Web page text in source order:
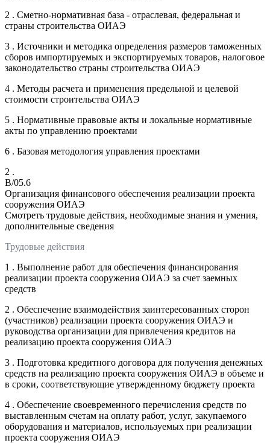
2 . Сметно-нормативная база - отраслевая, федеральная и
страны строительства ОИАЭ
3 . Источники и методика определения размеров таможенных
сборов импортируемых и экспортируемых товаров, налоговое
законодательство страны строительства ОИАЭ
4 . Методы расчета и применения предельной и целевой
стоимости строительства ОИАЭ
5 . Нормативные правовые акты и локальные нормативные
акты по управлению проектами
6 . Базовая методология управления проектами
2 .
B/05.6
Организация финансового обеспечения реализации проекта
сооружения ОИАЭ
Смотреть трудовые действия, необходимые знания и умения,
дополнительные сведения
Трудовые действия
1 . Выполнение работ для обеспечения финансирования
реализации проекта сооружения ОИАЭ за счет заемных
средств
2 . Обеспечение взаимодействия заинтересованных сторон
(участников) реализации проекта сооружения ОИАЭ и
руководства организации для привлечения кредитов на
реализацию проекта сооружения ОИАЭ
3 . Подготовка кредитного договора для получения денежных
средств на реализацию проекта сооружения ОИАЭ в объеме и
в сроки, соответствующие утвержденному бюджету проекта
4 . Обеспечение своевременного перечисления средств по
выставленным счетам на оплату работ, услуг, закупаемого
оборудования и материалов, используемых при реализации
проекта сооружения ОИАЭ